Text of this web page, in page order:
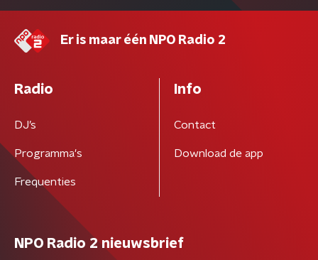
Er is maar één NPO Radio 2
Radio
DJ’s
Programma's
Frequenties
Info
Contact
Download de app
NPO Radio 2 nieuwsbrief